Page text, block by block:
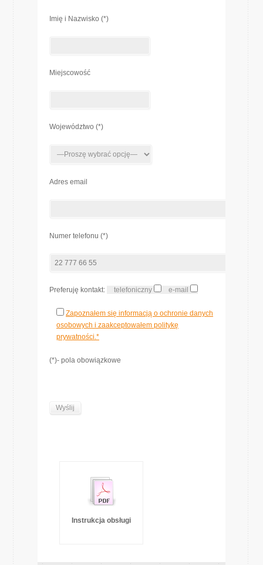
Imię i Nazwisko (*)
Miejscowość
Województwo (*)
Adres email
Numer telefonu (*)
Preferuję kontakt: telefoniczny e-mail
Zapoznałem się informacją o ochronie danych
osobowych i zaakceptowałem politykę
prywatności.*
(*)- pola obowiązkowe
Instrukcja obsługi